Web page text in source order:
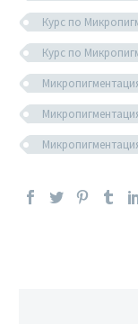
Курс по
Курс по